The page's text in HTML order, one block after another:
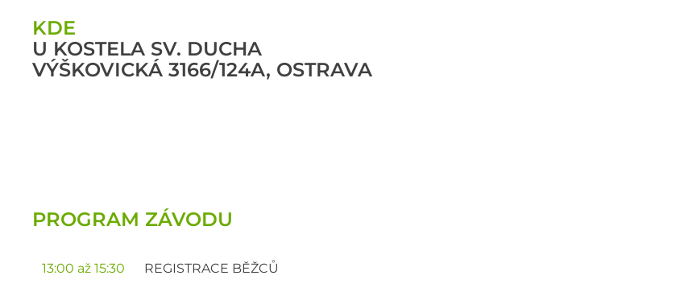
KDE
U KOSTELA SV. DUCHA
VÝŠKOVICKÁ 3166/124A, OSTRAVA
PROGRAM ZÁVODU
13:00 až 15:30 REGISTRACE BĚŽCŮ